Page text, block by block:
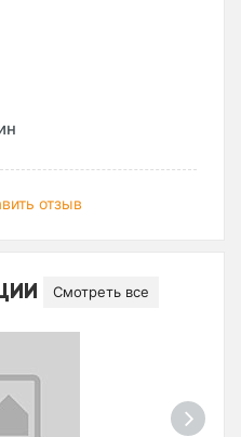
отзыв
Смотреть все